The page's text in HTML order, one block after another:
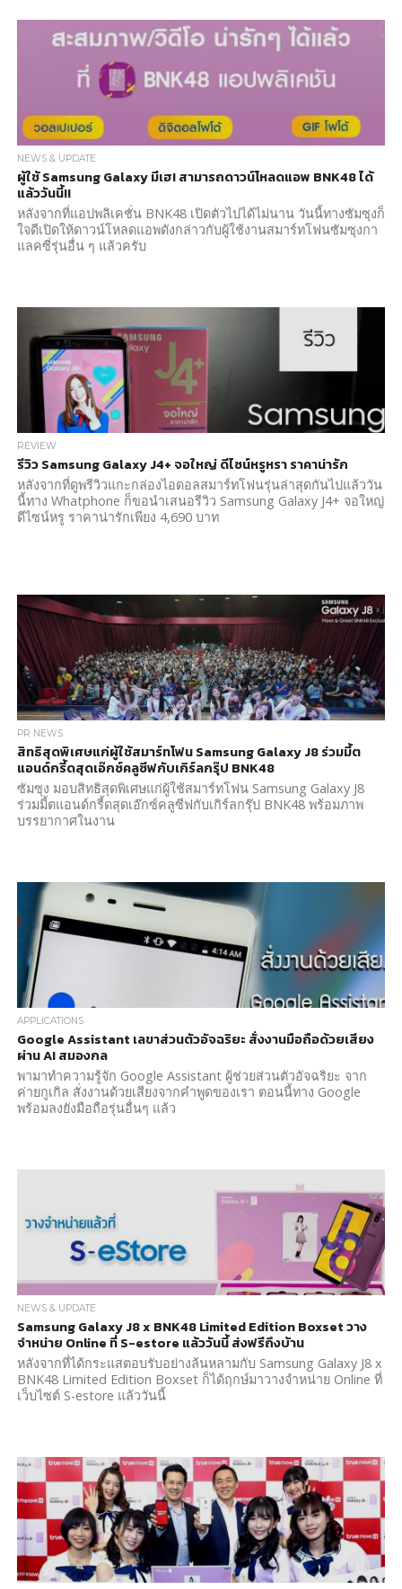
NEWS & UPDATE
ผู้ใช้ Samsung Galaxy มีเฮ! สามารถดาวน์โหลดแอพ BNK48 ได้
แล้ววันนี้!!
หลังจากที่แอปพลิเคชั่น BNK48 เปิดตัวไปได้ไม่นาน วันนี้ทางซัมซุงก็
ใจดีเปิดให้ดาวน์โหลดแอพดังกล่าวกับผู้ใช้งานสมาร์ทโฟนซัมซุงกา
แลคซี่รุ่นอื่น ๆ แล้วครับ
REVIEW
รีวิว Samsung Galaxy J4+ จอใหญ่ ดีไซน์หรูหรา ราคาน่ารัก
หลังจากที่ดูพรีวิวแกะกล่องไอดอลสมาร์ทโฟนรุ่นล่าสุดกันไปแล้ววัน
นี้ทาง Whatphone ก็ขอนำเสนอรีวิว Samsung Galaxy J4+ จอใหญ่
ดีไซน์หรู ราคาน่ารักเพียง 4,690 บาท
PR NEWS
สิทธิสุดพิเศษแก่ผู้ใช้สมาร์ทโฟน Samsung Galaxy J8 ร่วมมี้ต
แอนด์กรี้ดสุดเอ๊กซ์คลูซีฟกับเกิร์ลกรุ๊ป BNK48
ซัมซุง มอบสิทธิสุดพิเศษแก่ผู้ใช้สมาร์ทโฟน Samsung Galaxy J8
ร่วมมี้ตแอนด์กรี้ดสุดเอ๊กซ์คลูซีฟกับเกิร์ลกรุ๊ป BNK48 พร้อมภาพ
บรรยากาศในงาน
APPLICATIONS
Google Assistant เลขาส่วนตัวอัจฉริยะ สั่งงานมือถือด้วยเสียง
ผ่าน AI สมองกล
พามาทำความรู้จัก Google Assistant ผู้ช่วยส่วนตัวอัจฉริยะ จาก
ค่ายกูเกิล สั่งงานด้วยเสียงจากคำพูดของเรา ตอนนี้ทาง Google
พร้อมลงยังมือถือรุ่นอื่นๆ แล้ว
NEWS & UPDATE
Samsung Galaxy J8 x BNK48 Limited Edition Boxset วาง
จำหน่าย Online ที่ S-estore แล้ววันนี้ ส่งฟรีถึงบ้าน
หลังจากที่ได้กระแสตอบรับอย่างล้นหลามกับ Samsung Galaxy J8 x
BNK48 Limited Edition Boxset ก็ได้ฤกษ์มาวางจำหน่าย Online ที่
เว็บไซต์ S-estore แล้ววันนี้